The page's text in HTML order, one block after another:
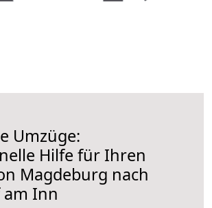
Umzüge:
Hilfe für Ihren
Magdeburg nach
Inn